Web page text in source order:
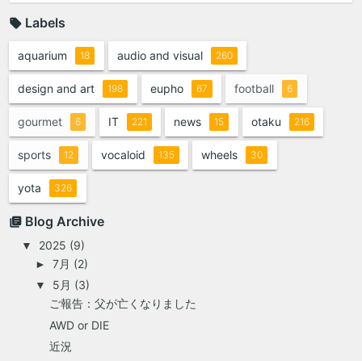
Labels
aquarium 18 audio and visual 260
design and art 198 eupho 67 football 6
gourmet 6 IT 221 news 15 otaku 216
sports 12 vocaloid 135 wheels 30
yota 326
Blog Archive
▼ 2025 (9)
► 7月 (2)
▼ 5月 (3)
ご報告：父が亡くなりました
AWD or DIE
近況